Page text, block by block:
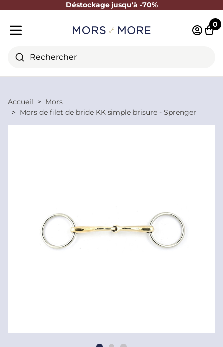
Déstockage jusqu'à -70%
Fermer
Rechercher
0
Accueil
Mors
Mors de filet de bride KK simple brisure - Sprenger